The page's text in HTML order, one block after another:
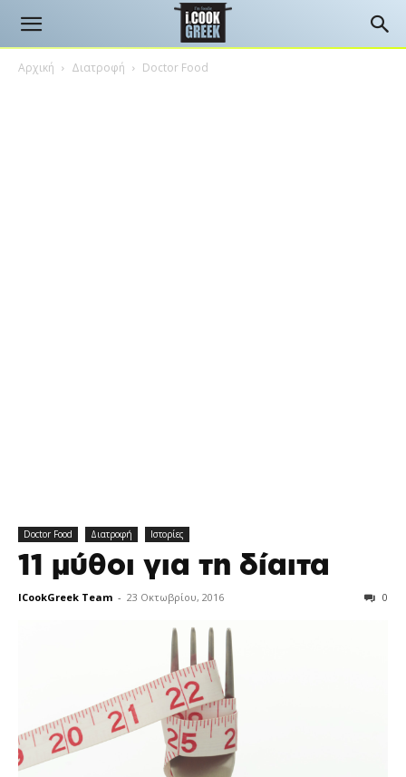
Αρχική Διατροφή Doctor Food
Doctor Food Διατροφή Ιστορίες
11 μύθοι για τη δίαιτα
ICookGreek Team - 23 Οκτωβρίου, 2016 0